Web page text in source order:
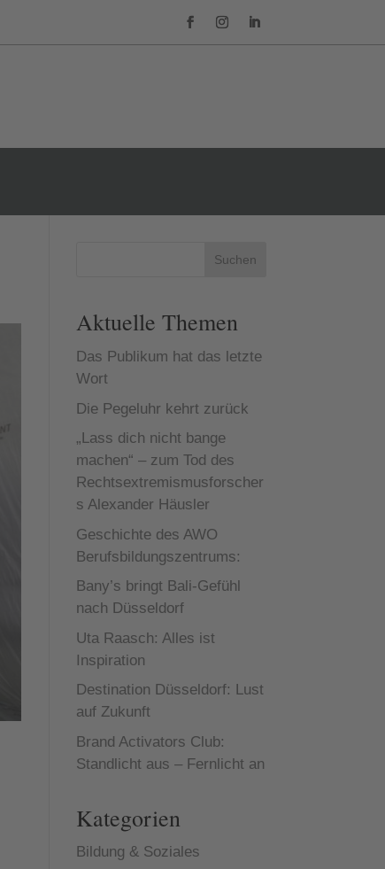
Suchen
Aktuelle Themen
Das Publikum hat das letzte
Wort
Die Pegeluhr kehrt zurück
„Lass dich nicht bange
machen“ – zum Tod des
Rechtsextremismusforscher
s Alexander Häusler
Geschichte des AWO
Berufsbildungszentrums:
Bany’s bringt Bali-Gefühl
nach Düsseldorf
Uta Raasch: Alles ist
Inspiration
Destination Düsseldorf: Lust
auf Zukunft
Brand Activators Club:
Standlicht aus – Fernlicht an
Kategorien
Bildung & Soziales